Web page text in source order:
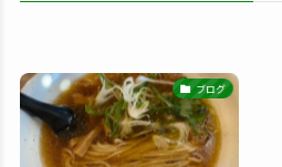
ブログ